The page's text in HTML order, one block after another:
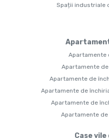
Spații industriale
Apartamente
Apartamente
Apartamente de
Apartamente de
Apartamente de
Apartamente
Case